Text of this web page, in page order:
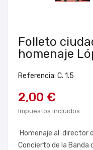
Folleto
homenaje
Referencia: C. 1.5
2,00 €
Impuestos incluidos
Homenaje al director
Concierto de la Banda